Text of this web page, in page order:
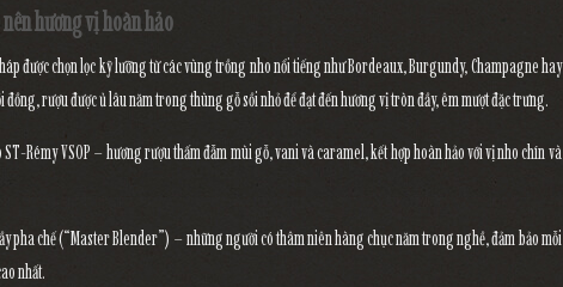
hương vị hoàn hảo
được chọn lọc kỹ lưỡng từ các vùng trồng nho nổi tiếng như Bordeaux, Burgundy, Champagne hay
đồng, rượu được ủ lâu năm trongthùng gỗ sồi nhỏđể đạt đến hương vị tròn đầy, êm mượt đặc trưng.
Rémy VSOP – hương rượu thấm đẫm mùi gỗ, vani và caramel, kết hợp hoàn hảo với vị nho chín và
pha chế (“Master Blender”) – những người có thâm niên hàng chục năm trong nghề, đảm bảo mỗi
nhất.